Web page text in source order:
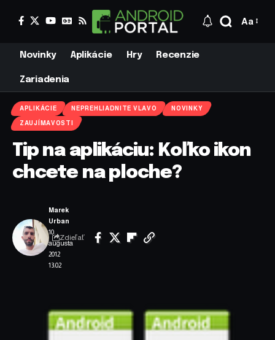
Aa
Novinky Aplikácie Hry Recenzie
Zariadenia
APLIKÁCIE NEPREHLIADNITE VLAVO NOVINKY
ZAUJÍMAVOSTI
Tip na aplikáciu: Koľko ikon
chcete na ploche?
10.
augusta
2012
13:02
Marek
Urban
Zdieľať